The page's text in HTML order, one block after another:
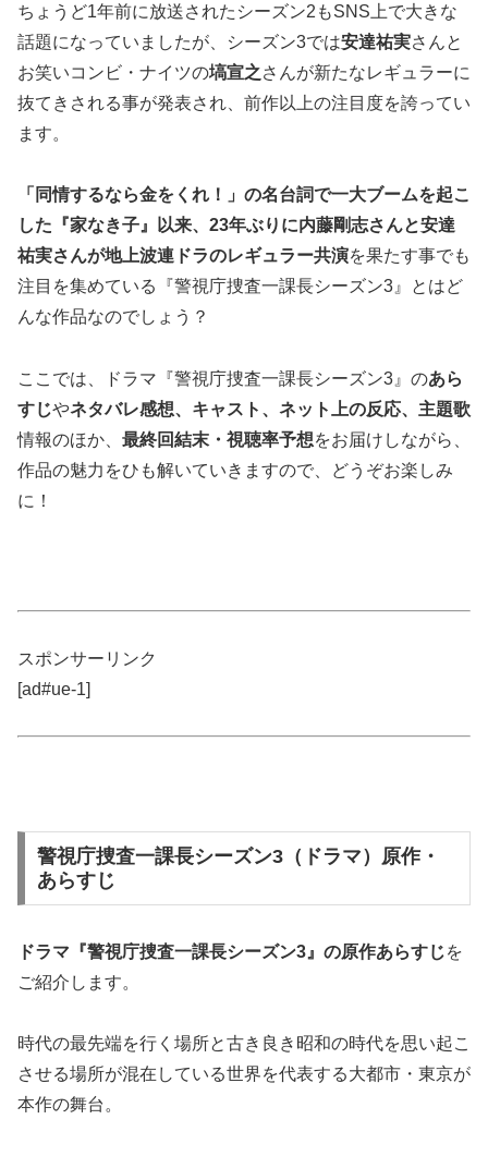
ちょうど1年前に放送されたシーズン2もSNS上で大きな
話題になっていましたが、シーズン3では安達祐実さんと
お笑いコンビ・ナイツの塙宣之さんが新たなレギュラーに
抜てきされる事が発表され、前作以上の注目度を誇ってい
ます。
「同情するなら金をくれ！」の名台詞で一大ブームを起こ
した『家なき子』以来、 23年ぶりに内藤剛志さんと安達
祐実さんが地上波連ドラのレギュラー共演を果たす事でも
注目を集めている『警視庁捜査一課長シーズン3』とはど
んな作品なのでしょう？
ここでは、ドラマ『警視庁捜査一課長シーズン3』のあら
すじやネタバレ感想、キャスト、ネット上の反応、主題歌
情報のほか、 最終回結末・視聴率予想をお届けしながら、
作品の魅力をひも解いていきますので、どうぞお楽しみ
に！
スポンサーリンク
[ad#ue-1]
警視庁捜査一課長シーズン3（ドラマ）原作・
あらすじ
ドラマ『警視庁捜査一課長シーズン3』の原作あらすじを
ご紹介します。
時代の最先端を行く場所と古き良き昭和の時代を思い起こ
させる場所が混在している世界を代表する大都市・東京が
本作の舞台。